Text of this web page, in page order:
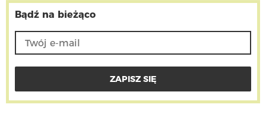
Bądź na bieżąco